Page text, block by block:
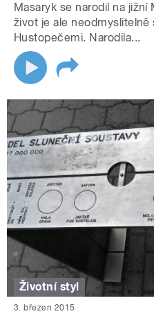
Masaryk se narodil na
život je ale neodmyslitelně
Hustopečemi. Narodila...
Životní styl
3. březen 2015